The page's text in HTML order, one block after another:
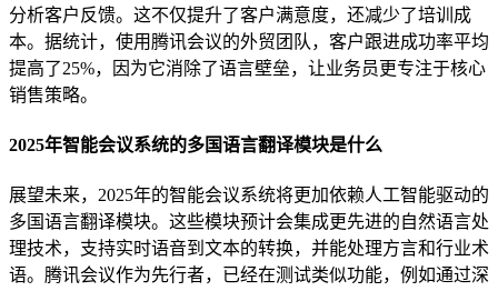
分析客户反馈。这不仅提升了客户满意度，还减少了培训成
本。据统计，使用腾讯会议的外贸团队，客户跟进成功率平均
提高了25%，因为它消除了语言壁垒，让业务员更专注于核心
销售策略。
2025年智能会议系统的多国语言翻译模块是什么
展望未来，2025年的智能会议系统将更加依赖人工智能驱动的
多国语言翻译模块。这些模块预计会集成更先进的自然语言处
理技术，支持实时语音到文本的转换，并能处理方言和行业术
语。腾讯会议作为先行者，已经在测试类似功能，例如通过深